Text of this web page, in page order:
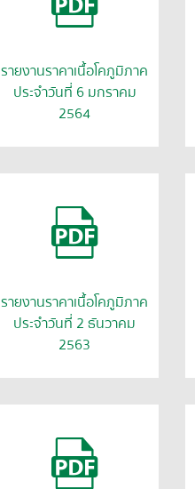
รายงานราคาเนื้อโคภูมิภาค
ประจำวันที่ 6 มกราคม
2564
รายงานราคาเนื้อโคภูมิภาค
ประจำวันที่ 2 ธันวาคม
2563